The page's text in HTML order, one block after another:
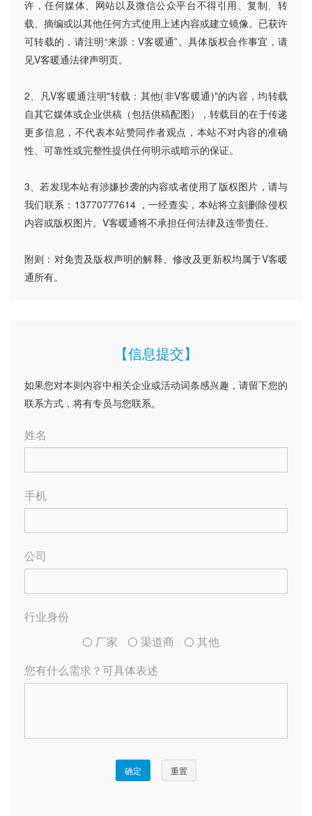
许，任何媒体、网站以及微信公众平台不得引用、复制、转
载、摘编或以其他任何方式使用上述内容或建立镜像。已获许
可转载的，请注明“来源：V客暖通”。具体版权合作事宜，请
见V客暖通法律声明页。
2、凡V客暖通注明"转载：其他(非V客暖通)"的内容，均转载
自其它媒体或企业供稿（包括供稿配图），转载目的在于传递
更多信息，不代表本站赞同作者观点，本站不对内容的准确
性、可靠性或完整性提供任何明示或暗示的保证。
3、若发现本站有涉嫌抄袭的内容或者使用了版权图片，请与
我们联系：13770777614 ，一经查实，本站将立刻删除侵权
内容或版权图片。V客暖通将不承担任何法律及连带责任。
附则：对免责及版权声明的解释、修改及更新权均属于V客暖
通所有。